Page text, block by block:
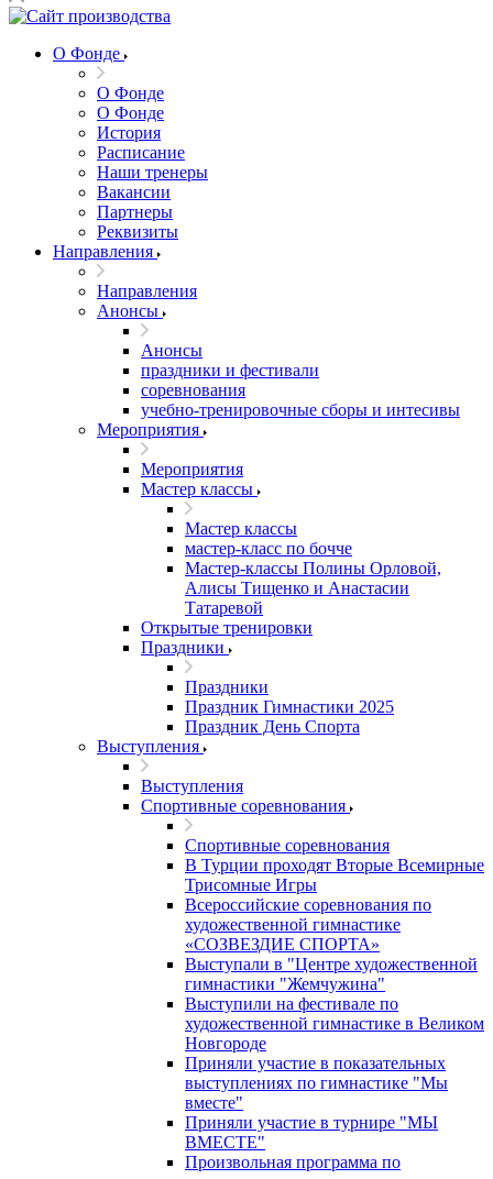
О Фонде
О Фонде
О Фонде
История
Расписание
Наши тренеры
Вакансии
Партнеры
Реквизиты
Направления
Направления
Анонсы
Анонсы
праздники и фестивали
соревнования
учебно-тренировочные сборы и интесивы
Мероприятия
Мероприятия
Мастер классы
Мастер классы
мастер-класс по бочче
Мастер-классы Полины Орловой,
Алисы Тищенко и Анастасии
Татаревой
Открытые тренировки
Праздники
Праздники
Праздник Гимнастики 2025
Праздник День Спорта
Выступления
Выступления
Спортивные соревнования
Спортивные соревнования
В Турции проходят Вторые Всемирные
Трисомные Игры
Всероссийские соревнования по
художественной гимнастике
«СОЗВЕЗДИЕ СПОРТА»
Выступали в "Центре художественной
гимнастики "Жемчужина"
Выступили на фестивале по
художественной гимнастике в Великом
Новгороде
Приняли участие в показательных
выступлениях по гимнастике "Мы
вместе"
Приняли участие в турнире "МЫ
ВМЕСТЕ"
Произвольная программа по